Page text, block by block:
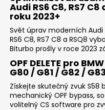
Audi RS6 C8, RS7
roku 2023+
Svět úprav moderních
RS6 C8, RS7 C8 a RSQ8
Biturbo prošly v roce 2023
OPF DELETE pro
G80 / G81 / G82 /
Získejte skutečný zvuk S58
mechanický OPF bypass,
volitelný CS software pro